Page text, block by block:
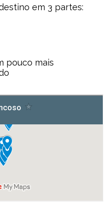
em 3 partes:
pouco mais